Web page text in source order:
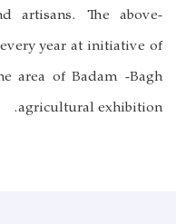
artisans. The above-
year at initiative of
area of Badam -Bagh
agricultural exhibition.